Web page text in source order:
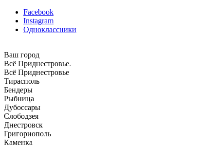
Facebook
Instagram
Одноклассники
Ваш город
Всё Приднестровье
Всё Приднестровье
Тирасполь
Бендеры
Рыбница
Дубоссары
Слободзея
Днестровск
Григориополь
Каменка